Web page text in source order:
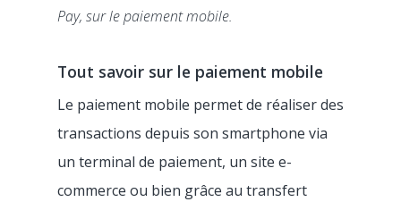
Pay, sur le paiement mobile.
Tout savoir sur le paiement mobile
Le paiement mobile permet de réaliser des
transactions depuis son smartphone via
un terminal de paiement, un site e-
commerce ou bien grâce au transfert